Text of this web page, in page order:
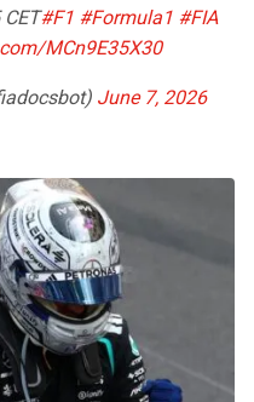
#F1 #Formula1 #FIA
MCn9E35X30
June 7, 2026